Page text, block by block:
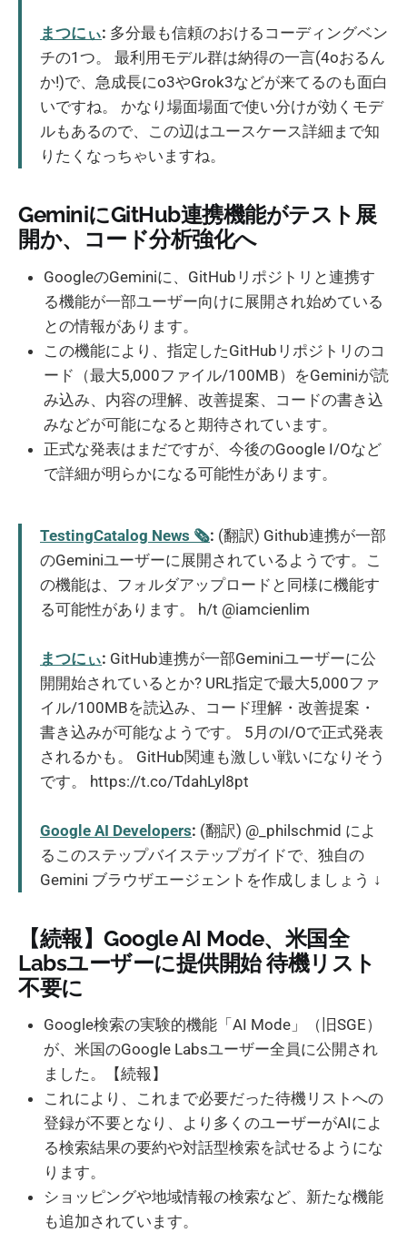
まつにぃ: 多分最も信頼のおけるコーディングベン
チの1つ。 最利用モデル群は納得の一言(4oおるん
か!)で、急成長にo3やGrok3などが来てるのも面白
いですね。 かなり場面場面で使い分けが効くモデ
ルもあるので、この辺はユースケース詳細まで知
りたくなっちゃいますね。
GeminiにGitHub連携機能がテスト展
開か、コード分析強化へ
GoogleのGeminiに、GitHubリポジトリと連携す
る機能が一部ユーザー向けに展開され始めている
との情報があります。
この機能により、指定したGitHubリポジトリのコ
ード（最大5,000ファイル/100MB）をGeminiが読
み込み、内容の理解、改善提案、コードの書き込
みなどが可能になると期待されています。
正式な発表はまだですが、今後のGoogle I/Oなど
で詳細が明らかになる可能性があります。
TestingCatalog News 🗞: (翻訳) Github連携が一部
のGeminiユーザーに展開されているようです。こ
の機能は、フォルダアップロードと同様に機能す
る可能性があります。 h/t @iamcienlim
まつにぃ: GitHub連携が一部Geminiユーザーに公
開開始されているとか? URL指定で最大5,000ファ
イル/100MBを読込み、コード理解・改善提案・
書き込みが可能なようです。 5月のI/Oで正式発表
されるかも。 GitHub関連も激しい戦いになりそう
です。 https://t.co/TdahLyl8pt
Google AI Developers: (翻訳) @_philschmid によ
るこのステップバイステップガイドで、独自の
Gemini ブラウザエージェントを作成しましょう ↓
【続報】Google AI Mode、米国全
Labsユーザーに提供開始 待機リスト
不要に
Google検索の実験的機能「AI Mode」（旧SGE）
が、米国のGoogle Labsユーザー全員に公開され
ました。【続報】
これにより、これまで必要だった待機リストへの
登録が不要となり、より多くのユーザーがAIによ
る検索結果の要約や対話型検索を試せるようにな
ります。
ショッピングや地域情報の検索など、新たな機能
も追加されています。